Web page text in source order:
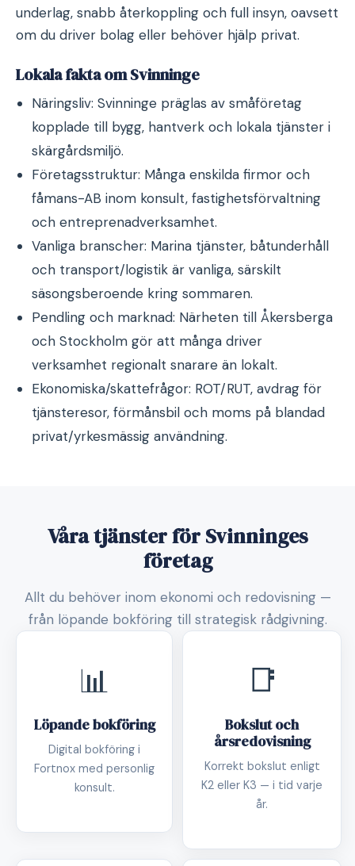
underlag, snabb återkoppling och full insyn, oavsett
om du driver bolag eller behöver hjälp privat.
Lokala fakta om Svinninge
Näringsliv: Svinninge präglas av småföretag
kopplade till bygg, hantverk och lokala tjänster i
skärgårdsmiljö.
Företagsstruktur: Många enskilda firmor och
fåmans-AB inom konsult, fastighetsförvaltning
och entreprenadverksamhet.
Vanliga branscher: Marina tjänster, båtunderhåll
och transport/logistik är vanliga, särskilt
säsongsberoende kring sommaren.
Pendling och marknad: Närheten till Åkersberga
och Stockholm gör att många driver
verksamhet regionalt snarare än lokalt.
Ekonomiska/skattefrågor: ROT/RUT, avdrag för
tjänsteresor, förmånsbil och moms på blandad
privat/yrkesmässig användning.
Våra tjänster för Svinninges
företag
Allt du behöver inom ekonomi och redovisning —
från löpande bokföring till strategisk rådgivning.
📊
Löpande bokföring
Digital bokföring i
Fortnox med personlig
konsult.
📑
Bokslut och
årsredovisning
Korrekt bokslut enligt
K2 eller K3 — i tid varje
år.